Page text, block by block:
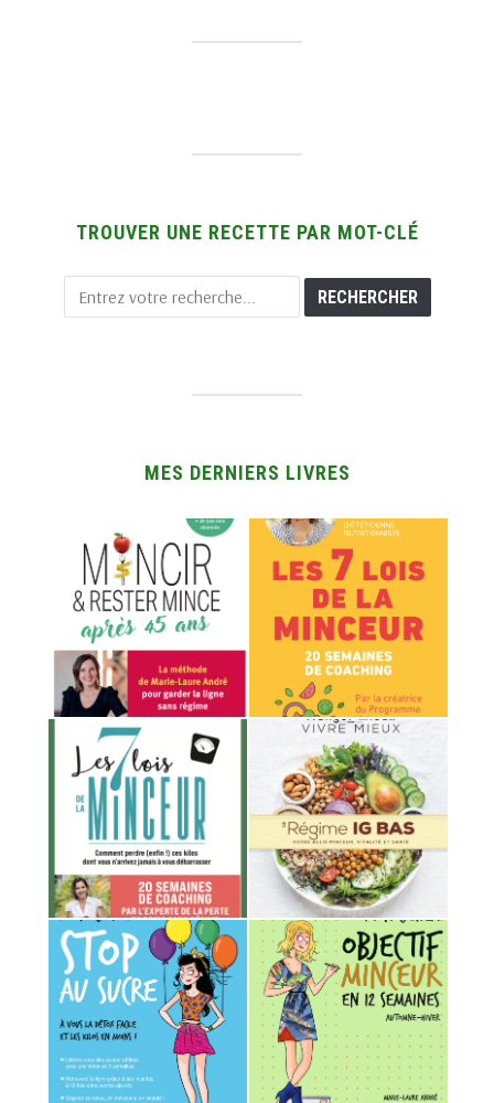
TROUVER UNE RECETTE PAR MOT-CLÉ
MES DERNIERS LIVRES